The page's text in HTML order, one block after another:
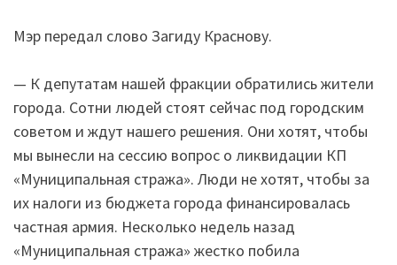
Мэр передал слово Загиду Краснову.
— К депутатам нашей фракции обратились жители
города. Сотни людей стоят сейчас под городским
советом и ждут нашего решения. Они хотят, чтобы
мы вынесли на сессию вопрос о ликвидации КП
«Муниципальная стража». Люди не хотят, чтобы за
их налоги из бюджета города финансировалась
частная армия. Несколько недель назад
«Муниципальная стража» жестко побила